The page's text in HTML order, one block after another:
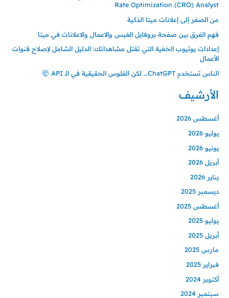
Rate Optimization (CRO) Analyst
من الصفر إلى إعلانات ميتا الذكية
فهم الفرق بين صفحة بروفايل الفيس والاعمال والاعلانات في ميتا
إعدادات يوتيوب الخفية التي تقتل مشاهداتك: الدليل الشامل لإصلاح قنوات
الأعمال
الناس تستخدم ChatGPT… لكن الفلوس الحقيقية في الـ API 🤯
الأرشيف
أغسطس 2026
يوليو 2026
يونيو 2026
أبريل 2026
يناير 2026
ديسمبر 2025
أغسطس 2025
يوليو 2025
أبريل 2025
مارس 2025
فبراير 2025
أكتوبر 2024
سبتمبر 2024